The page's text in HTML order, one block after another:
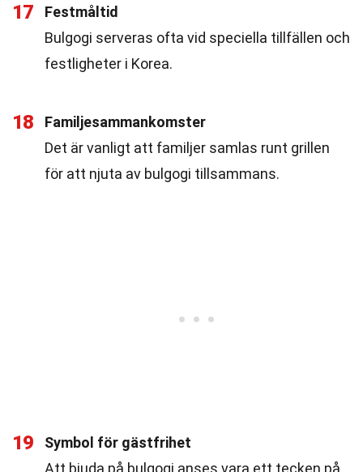
17
Festmåltid
Bulgogi serveras ofta vid speciella tillfällen och
festligheter i Korea.
18
Familjesammankomster
Det är vanligt att familjer samlas runt grillen
för att njuta av bulgogi tillsammans.
19
Symbol för gästfrihet
Att bjuda på bulgogi anses vara ett tecken på